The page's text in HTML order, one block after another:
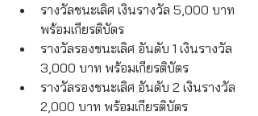
รางวัลชนะเลิศ เงินรางวัล 5,000 บาท
พร้อมเกียรติบัตร
รางวัลรองชนะเลิศ อันดับ 1 เงินรางวัล
3,000 บาท พร้อมเกียรติบัตร
รางวัลรองชนะเลิศ อันดับ 2 เงินรางวัล
2,000 บาท พร้อมเกียรติบัตร